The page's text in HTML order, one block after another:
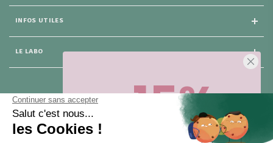
INFOS UTILES
LE LABO
-15%